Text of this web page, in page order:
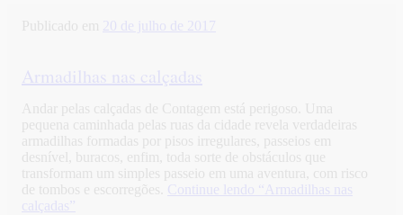
Publicado em 20 de julho de 2017
Armadilhas nas calçadas
Andar pelas calçadas de Contagem está perigoso. Uma
pequena caminhada pelas ruas da cidade revela verdadeiras
armadilhas formadas por pisos irregulares, passeios em
desnível, buracos, enfim, toda sorte de obstáculos que
transformam um simples passeio em uma aventura, com risco
de tombos e escorregões. Continue lendo “Armadilhas nas
calçadas”